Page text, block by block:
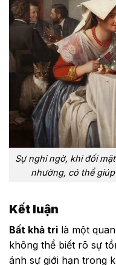
Sự nghi ngờ, khi đối
nhường, có thể
Kết luận
Bất khả tri là một
không thể biết rõ sự
ánh sự giới hạn trong